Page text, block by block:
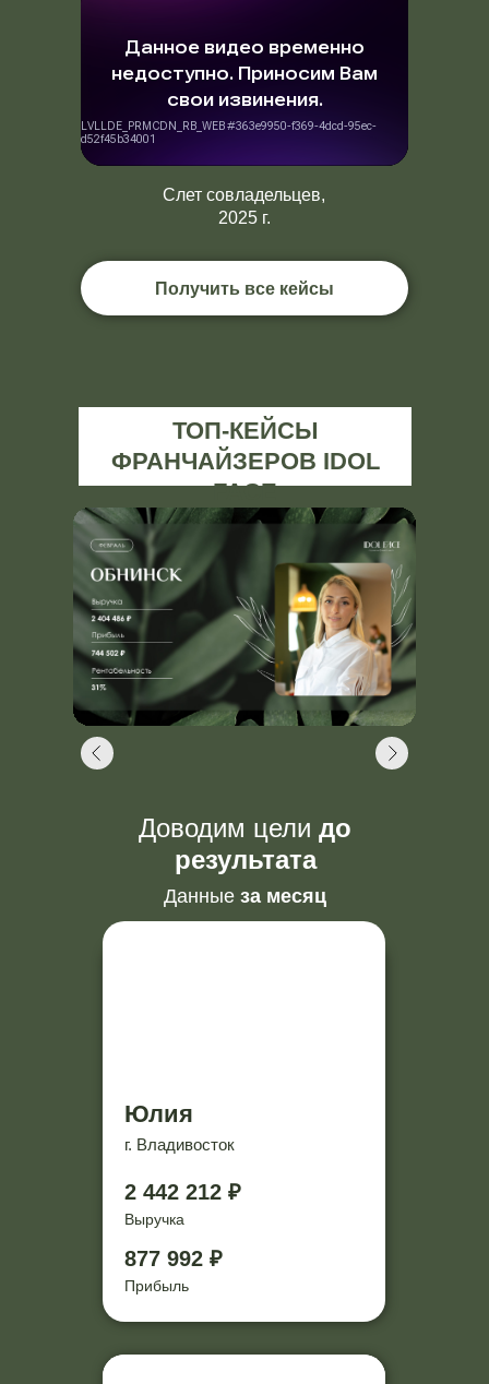
Слет совладельцев,
2025 г.
Получить все кейсы
ТОП-КЕЙСЫ
ФРАНЧАЙЗЕРОВ IDOL
FACE
Доводим цели до
результата
Данные за месяц
Юлия
г. Владивосток
2 442 212 ₽
Выручка
877 992 ₽
Прибыль